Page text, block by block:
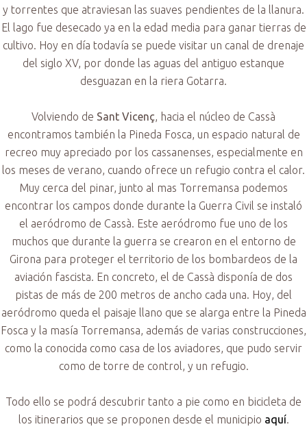
y torrentes que atraviesan las suaves pendientes de la llanura.
El lago fue desecado ya en la edad media para ganar tierras de
cultivo. Hoy en día todavía se puede visitar un canal de drenaje
del siglo XV, por donde las aguas del antiguo estanque
desguazan en la riera Gotarra.
Volviendo de Sant Vicenç, hacia el núcleo de Cassà
encontramos también la Pineda Fosca, un espacio natural de
recreo muy apreciado por los cassanenses, especialmente en
los meses de verano, cuando ofrece un refugio contra el calor.
Muy cerca del pinar, junto al mas Torremansa podemos
encontrar los campos donde durante la Guerra Civil se instaló
el aeródromo de Cassà. Este aeródromo fue uno de los
muchos que durante la guerra se crearon en el entorno de
Girona para proteger el territorio de los bombardeos de la
aviación fascista. En concreto, el de Cassà disponía de dos
pistas de más de 200 metros de ancho cada una. Hoy, del
aeródromo queda el paisaje llano que se alarga entre la Pineda
Fosca y la masía Torremansa, además de varias construcciones,
como la conocida como casa de los aviadores, que pudo servir
como de torre de control, y un refugio.
Todo ello se podrá descubrir tanto a pie como en bicicleta de
los itinerarios que se proponen desde el municipio aquí.